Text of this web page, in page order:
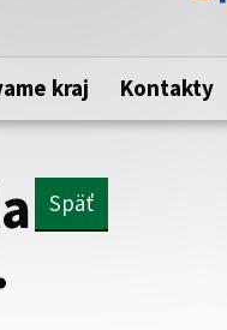
webovú
pred názvom
kraj Kontakty
Späť